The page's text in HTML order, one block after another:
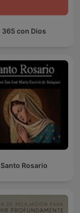
365 con Dios
Santo Rosario